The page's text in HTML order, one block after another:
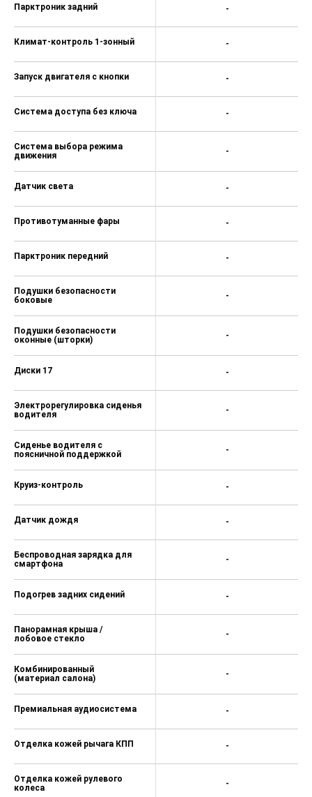
Парктроник задний
Климат-контроль 1-зонный
Запуск двигателя с кнопки
Система доступа без ключа
Система выбора режима
движения
Датчик света
Противотуманные фары
Парктроник передний
Подушки безопасности
боковые
Подушки безопасности
оконные (шторки)
Диски 17
Электрорегулировка сиденья
водителя
Сиденье водителя с
поясничной поддержкой
Круиз-контроль
Датчик дождя
Беспроводная зарядка для
смартфона
Подогрев задних сидений
Панорамная крыша /
лобовое стекло
Комбинированный
(материал салона)
Премиальная аудиосистема
Отделка кожей рычага КПП
Отделка кожей рулевого
колеса
-
-
-
-
-
-
-
-
-
-
-
-
-
-
-
-
-
-
-
-
-
-